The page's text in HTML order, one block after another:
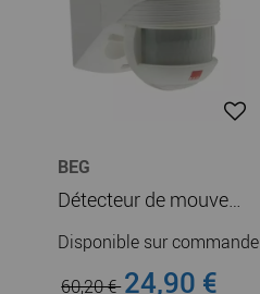
BEG
Détecteur de mouvement LC-CLICK-N 140 BL (91001)
Disponible sur commande
60,20 €24,90 €